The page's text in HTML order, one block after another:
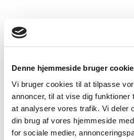
Denne hjemmeside bruger
Vi bruger cookies til at tilpasse
annoncer, til at vise dig funktioner
at analysere vores trafik. Vi deler
din brug af vores hjemmeside
for sociale medier,
Global Evolution Manco S.A.
Global Evolution Manco S.A.
henhold til direktiv 2009/65 / EF samt
investering (“2010-loven”) til at
for kollektiv investering i omsættelige
Forvaltningsselskabet blev grundlagt i
Som den udnævnte forvalter for